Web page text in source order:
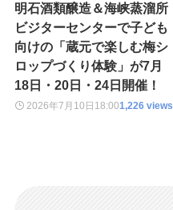
明石酒類醸造＆海峡蒸溜所
ビジターセンターで子ども
向けの「蔵元で楽しむ梅シ
ロップづくり体験」が7月
18日・20日・24日開催！
2026年7月10日 18:001,226 views